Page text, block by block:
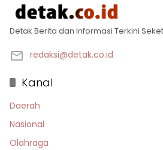
Detak Berita dan Informasi Terkini
redaksi@detak.co.id
Kanal
Daerah
Nasional
Olahraga